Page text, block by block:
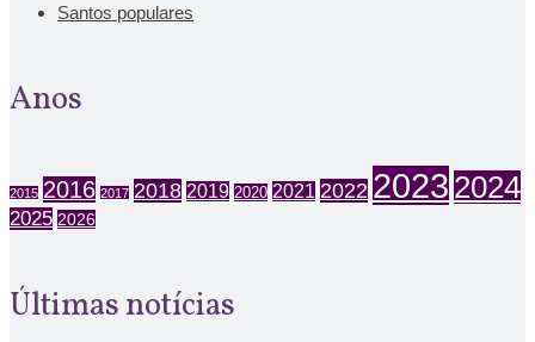
Santos populares
Anos
2015 2016 2017 2018 2019 2020 2021 2022 2023 2024
2025 2026
Últimas notícias